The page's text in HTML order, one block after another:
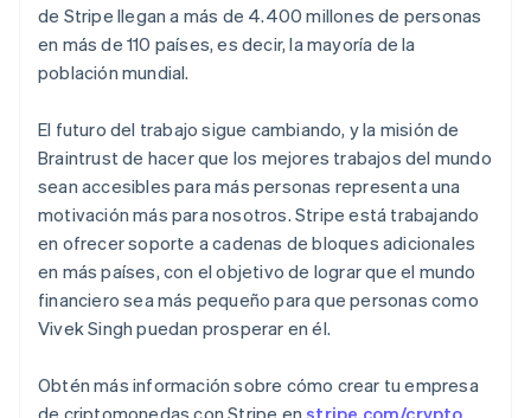
de Stripe llegan a más de 4.400 millones de personas
en más de 110 países, es decir, la mayoría de la
población mundial.
El futuro del trabajo sigue cambiando, y la misión de
Braintrust de hacer que los mejores trabajos del mundo
sean accesibles para más personas representa una
motivación más para nosotros. Stripe está trabajando
en ofrecer soporte a cadenas de bloques adicionales
en más países, con el objetivo de lograr que el mundo
financiero sea más pequeño para que personas como
Vivek Singh puedan prosperar en él.
Obtén más información sobre cómo crear tu empresa
de criptomonedas con Stripe en stripe.com/crypto
Bulgaria
English
Canadá
English Français
简体中文English
Chipre
Croacia
EnglishItaliano
Dinamarca
English
Emiratos Árabes Unidos
English
English
Eslovenia